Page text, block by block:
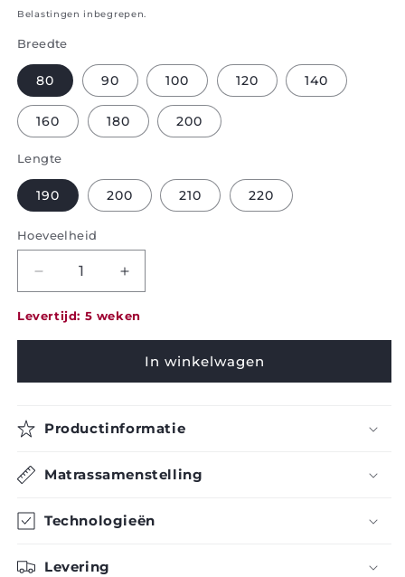
prijs
Belastingen inbegrepen.
Breedte
80 90 100 120 140
160 180 200
Lengte
190 200 210 220
Hoeveelheid
Afname
hoeveelheid
voor
Matras
Pikolin
Hoeveelheid
verhogen
voor
Matras
Quebec
Pikolin
Levertijd: 5 weken
In winkelwagen
Productinformatie
Matrassamenstelling
Technologieën
Levering